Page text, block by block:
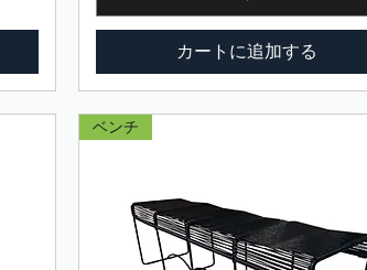
カートに追加する
ベンチ